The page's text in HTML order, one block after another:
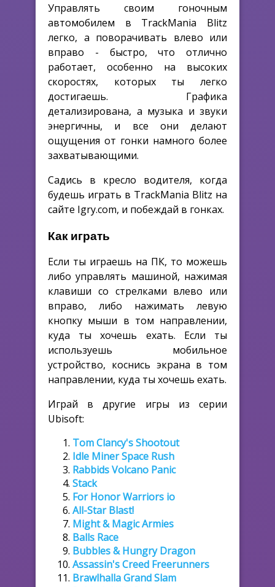
Управлять своим гоночным
автомобилем в TrackMania Blitz
легко, а поворачивать влево или
вправо - быстро, что отлично
работает, особенно на высоких
скоростях, которых ты легко
достигаешь. Графика
детализирована, а музыка и звуки
энергичны, и все они делают
ощущения от гонки намного более
захватывающими.
Садись в кресло водителя, когда
будешь играть в TrackMania Blitz на
сайте Igry.com, и побеждай в гонках.
Как играть
Если ты играешь на ПК, то можешь
либо управлять машиной, нажимая
клавиши со стрелками влево или
вправо, либо нажимать левую
кнопку мыши в том направлении,
куда ты хочешь ехать. Если ты
используешь мобильное
устройство, коснись экрана в том
направлении, куда ты хочешь ехать.
Играй в другие игры из серии
Ubisoft:
Tom Clancy's Shootout
Idle Miner Space Rush
Rabbids Volcano Panic
Stack
For Honor Warriors io
All-Star Blast!
Might & Magic Armies
Balls Race
Bubbles & Hungry Dragon
Assassin's Creed Freerunners
Brawlhalla Grand Slam